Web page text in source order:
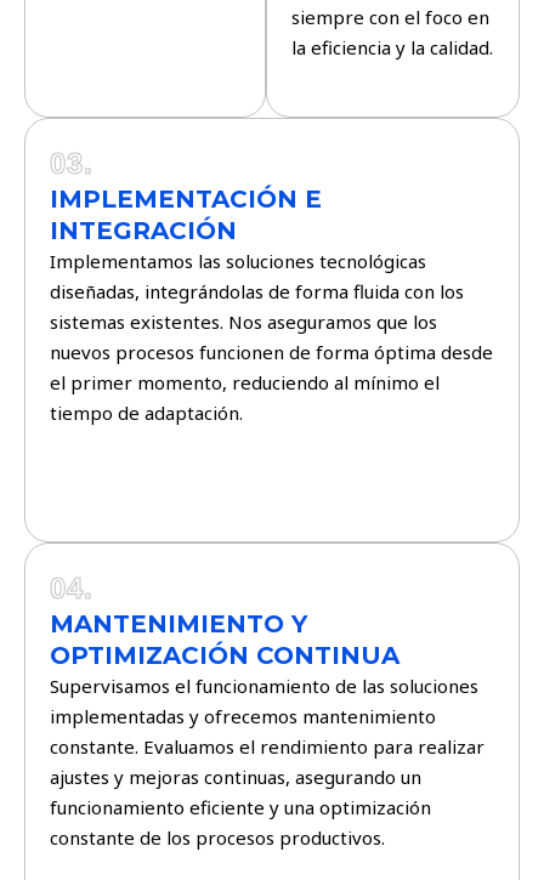
siempre con el foco en
la eficiencia y la calidad.
03.
IMPLEMENTACIÓN E
INTEGRACIÓN
Implementamos las soluciones tecnológicas
diseñadas, integrándolas de forma fluida con los
sistemas existentes. Nos aseguramos que los
nuevos procesos funcionen de forma óptima desde
el primer momento, reduciendo al mínimo el
tiempo de adaptación.
04.
MANTENIMIENTO Y
OPTIMIZACIÓN CONTINUA
Supervisamos el funcionamiento de las soluciones
implementadas y ofrecemos mantenimiento
constante. Evaluamos el rendimiento para realizar
ajustes y mejoras continuas, asegurando un
funcionamiento eficiente y una optimización
constante de los procesos productivos.